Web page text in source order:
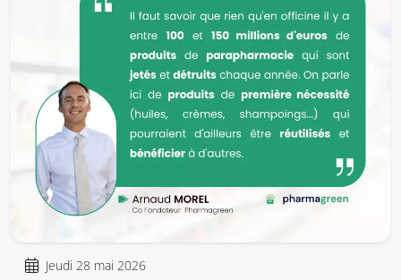
Jeudi 28 mai 2026